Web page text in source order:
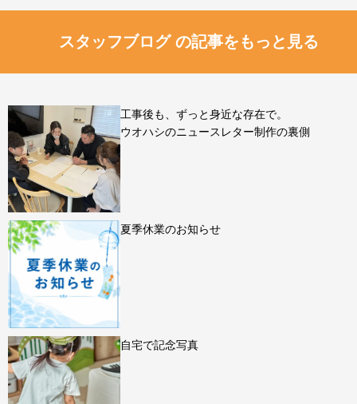
スタッフブログ の記事をもっと見る
工事後も、ずっと身近な存在で。
ウオハシのニュースレター制作の裏側
夏季休業のお知らせ
自宅で記念写真